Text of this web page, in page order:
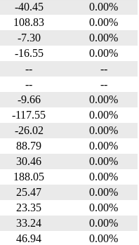
-40.45
0.00%
108.83
0.00%
-7.30
0.00%
-16.55
0.00%
--
--
--
--
-9.66
0.00%
-117.55
0.00%
-26.02
0.00%
88.79
0.00%
30.46
0.00%
188.05
0.00%
25.47
0.00%
23.35
0.00%
33.24
0.00%
46.94
0.00%